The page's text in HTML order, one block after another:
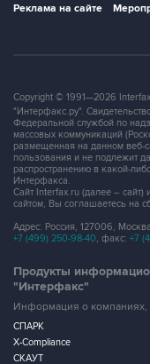
Реклама на сайте
Copyright © 1991—2026
"Интерфакс.ру".
Федеральной службой по
массовых коммуникаций
размещенная на данном веб-
пользования и не подлежит
распространению в какой-
Интерфакса.
Сайт Interfax.ru (далее –
сайтом, Вы соглашаетесь на
Адрес: Россия, 127006,
+7 (499) 250-98-40, факс: +7
Продукты
"Интерфакс"
Информация о компаниях,
СПАРК
X-Compliance
СКАУТ